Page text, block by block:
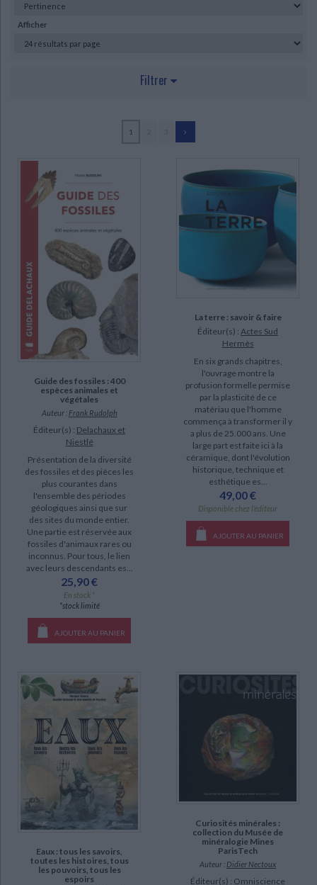
Classiques scolaires
Ecologie - Environnement
Afficher
Filtrer
David, Bruno (2)
Decobecq, Dominique (2)
Farges, François (2)
Grandpey, Claude (2)
Henry, Marc (2)
Matlins, Antoinette (2)
SUPPORT
livre (58)
IAD (5)
poche (3)
SÉRIE
Souvenirs hétéroclites d'un voyageur peu conformiste (1)
DISPONIBILITÉ
epuise (199)
disponible (66)
manquant (8)
a-paraitre (1)
1
Guide des fossiles : 400
espèces animales et
végétales
Auteur : Frank Rudolph
Éditeur(s) : Delachaux et
Niestlé
Présentation de la diversité
des fossiles et des pièces les
plus courantes dans
l'ensemble des périodes
géologiques ainsi que sur
des sites du monde entier.
Une partie est réservée aux
fossiles d'animaux rares ou
inconnus. Pour tous, le lien
avec leurs descendants es...
25,90 €
En stock *
*stock limité
AJOUTER AU PANIER
La terre : savoir & faire
Éditeur(s) : Actes Sud
Hermès
En six grands chapitres,
l'ouvrage montre la
profusion formelle permise
par la plasticité de ce
matériau que l'homme
commença à transformer il y
a plus de 25.000 ans. Une
large part est faite ici à la
céramique, dont l'évolution
historique, technique et
esthétique es...
49,00 €
Disponible chez l'éditeur
AJOUTER AU PANIER
Eaux : tous les savoirs,
toutes les histoires, tous
les pouvoirs, tous les
espoirs
Curiosités minérales :
collection du Musée de
minéralogie Mines
ParisTech
Auteur : Didier Nectoux
Éditeur(s) : Omniscience